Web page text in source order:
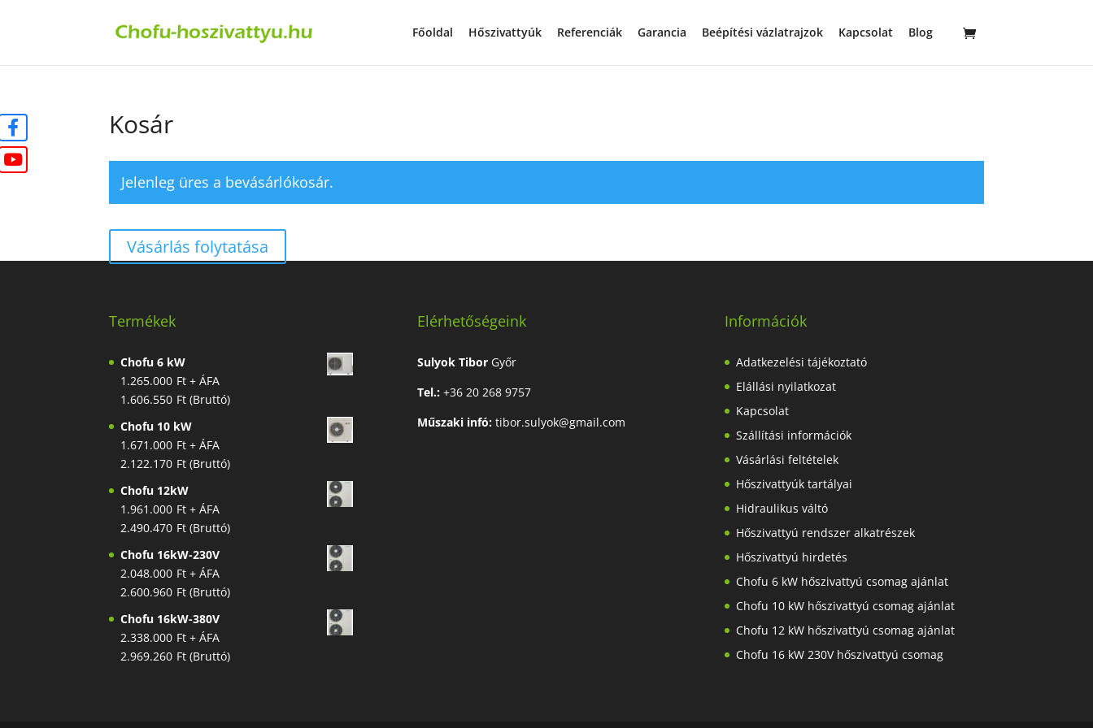
Főoldal Hőszivattyúk Referenciák Garancia Beépítési vázlatrajzok Kapcsolat Blog
Kosár
Jelenleg üres a bevásárlókosár.
Vásárlás folytatása
Termékek
Chofu 6 kW
1.265.000 Ft + ÁFA
1.606.550 Ft (Bruttó)
Chofu 10 kW
1.671.000 Ft + ÁFA
2.122.170 Ft (Bruttó)
Chofu 12kW
1.961.000 Ft + ÁFA
2.490.470 Ft (Bruttó)
Chofu 16kW-230V
2.048.000 Ft + ÁFA
2.600.960 Ft (Bruttó)
Chofu 16kW-380V
2.338.000 Ft + ÁFA
2.969.260 Ft (Bruttó)
Elérhetőségeink
Sulyok TiborGyőr
Tel.: +36 20 268 9757
Műszaki infó: tibor.sulyok@gmail.com
Információk
Adatkezelési tájékoztató
Elállási nyilatkozat
Kapcsolat
Szállítási információk
Vásárlási feltételek
Hőszivattyúk tartályai
Hidraulikus váltó
Hőszivattyú rendszer alkatrészek
Hőszivattyú hirdetés
Chofu 6 kW hőszivattyú csomag ajánlat
Chofu 10 kW hőszivattyú csomag ajánlat
Chofu 12 kW hőszivattyú csomag ajánlat
Chofu 16 kW 230V hőszivattyú csomag